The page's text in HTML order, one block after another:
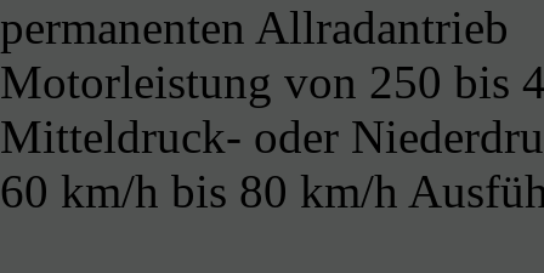
permanenten Allradantrieb
Motorleistung von 250 bis
Mitteldruck- oder
60 km/h bis 80 km/h